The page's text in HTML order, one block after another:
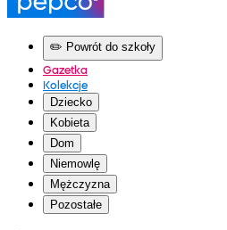
✏️ Powrót do szkoły
Gazetka
Kolekcje
Dziecko
Kobieta
Dom
Niemowlę
Mężczyzna
Pozostałe